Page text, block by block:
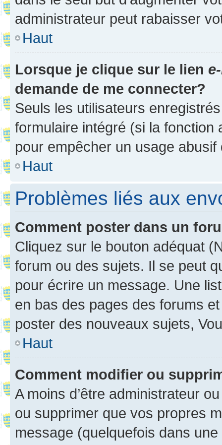
administrateur peut rabaisser
Haut
Lorsque je clique sur le lien
demande de me connecter?
Seuls les utilisateurs
formulaire intégré (si la fonction
pour empêcher un usage
Haut
Problèmes liés aux
Comment poster dans un
Cliquez sur le bouton adéquat
forum ou des sujets. Il se peut
pour écrire un message. Une
en bas des pages des forums
poster des nouveaux sujets,
Haut
Comment modifier ou
A moins d’être administrateur
ou supprimer que vos propres
message (quelquefois dans